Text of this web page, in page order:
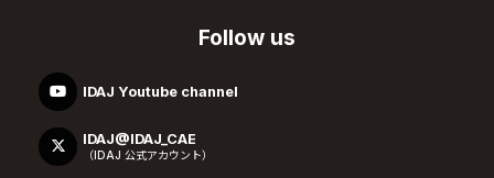
Follow us
IDAJ Youtube channel
IDAJ@IDAJ_CAE
（IDAJ 公式アカウント）